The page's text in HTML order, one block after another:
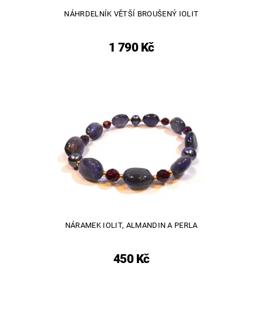
NÁHRDELNÍK VĚTŠÍ BROUŠENÝ IOLIT
1 790 Kč
NÁRAMEK IOLIT, ALMANDIN A PERLA
450 Kč